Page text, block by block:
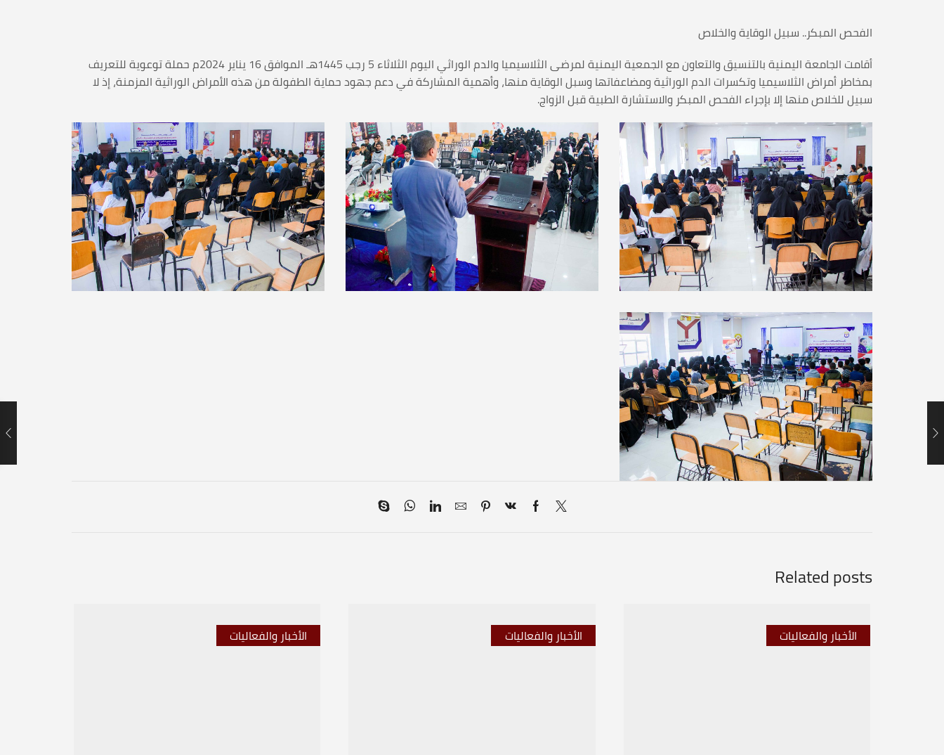
الفحص المبكر.. سبيل الوقاية والخلاص
أقامت الجامعة اليمنية بالتنسيق والتعاون مع الجمعية اليمنية لمرضى الثلاسيميا والدم الوراثي اليوم الثلاثاء 5 رجب 1445هـ الموافق 16 يناير 2024م حملة توعوية للتعريف
بمخاطر أمراض الثلاسيميا وتكسرات الدم الوراثية ومضاعفاتها وسبل الوقاية منها، وأهمية المشاركة في دعم جهود حماية الطفولة من هذه الأمراض الوراثية المزمنة، إذ لا
سبيل للخلاص منها إلا بإجراء الفحص المبكر والاستشارة الطبية قبل الزواج.
Related posts
الأخبار والفعاليات الأخبار والفعاليات الأخبار والفعاليات